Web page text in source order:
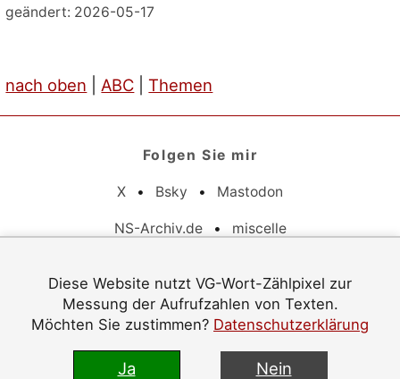
geändert: 2026-05-17
nach oben |ABC |Themen
Folgen Sie mir
X • Bsky • Mastodon
NS-Archiv.de • miscelle
Pflichtangaben
Datenschutz • Barrierefreiheit • Impressum
© 1996–2026 Jürgen Langowski
Diese Website nutzt VG-Wort-Zählpixel zur
Messung der Aufrufzahlen von Texten.
Möchten Sie zustimmen? Datenschutzerklärung
Ja Nein